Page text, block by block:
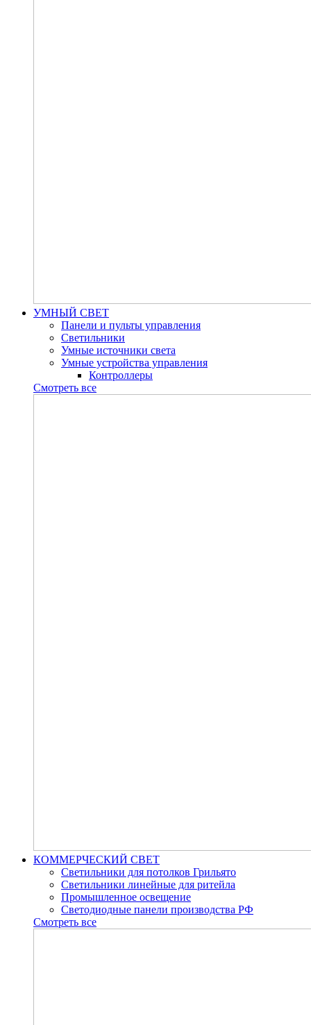
УМНЫЙ СВЕТ
Панели и пульты управления
Светильники
Умные источники света
Умные устройства управления
Контроллеры
Смотреть все
КОММЕРЧЕСКИЙ СВЕТ
Светильники для потолков Грильято
Светильники линейные для ритейла
Промышленное освещение
Светодиодные панели производства РФ
Смотреть все